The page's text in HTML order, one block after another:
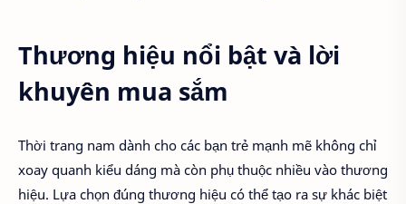
Thương hiệu nổi bật và lời
khuyên mua sắm
Thời trang nam dành cho các bạn trẻ mạnh mẽ không chỉ
xoay quanh kiểu dáng mà còn phụ thuộc nhiều vào thương
hiệu. Lựa chọn đúng thương hiệu có thể tạo ra sự khác biệt